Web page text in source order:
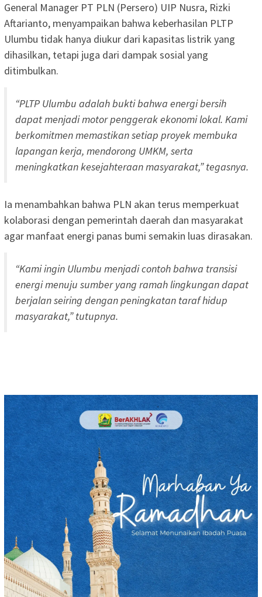
General Manager PT PLN (Persero) UIP Nusra, Rizki
Aftarianto, menyampaikan bahwa keberhasilan PLTP
Ulumbu tidak hanya diukur dari kapasitas listrik yang
dihasilkan, tetapi juga dari dampak sosial yang
ditimbulkan.
“PLTP Ulumbu adalah bukti bahwa energi bersih
dapat menjadi motor penggerak ekonomi lokal. Kami
berkomitmen memastikan setiap proyek membuka
lapangan kerja, mendorong UMKM, serta
meningkatkan kesejahteraan masyarakat,” tegasnya.
Ia menambahkan bahwa PLN akan terus memperkuat
kolaborasi dengan pemerintah daerah dan masyarakat
agar manfaat energi panas bumi semakin luas dirasakan.
“Kami ingin Ulumbu menjadi contoh bahwa transisi
energi menuju sumber yang ramah lingkungan dapat
berjalan seiring dengan peningkatan taraf hidup
masyarakat,” tutupnya.